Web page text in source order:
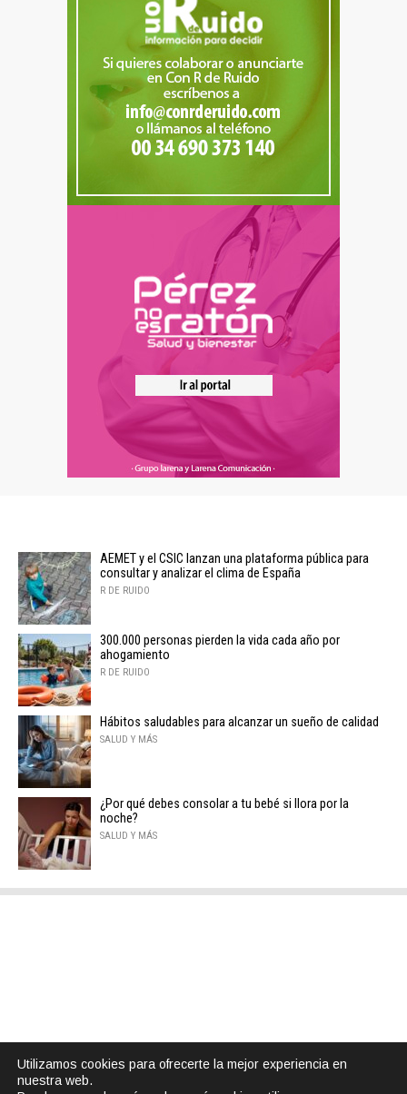
AEMET y el CSIC lanzan una plataforma pública para
consultar y analizar el clima de España
R DE RUIDO
300.000 personas pierden la vida cada año por
ahogamiento
R DE RUIDO
Hábitos saludables para alcanzar un sueño de calidad
SALUD Y MÁS
¿Por qué debes consolar a tu bebé si llora por la
noche?
SALUD Y MÁS
Utilizamos cookies para ofrecerte la mejor experiencia en
nuestra web.